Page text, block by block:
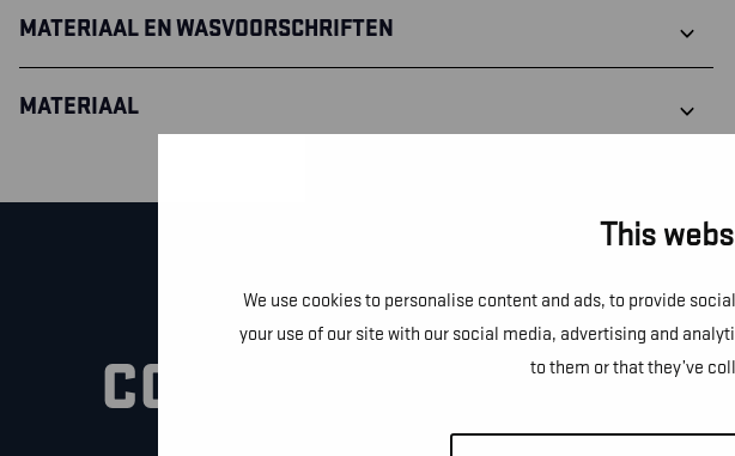
This
We use cookies to personalise content and ads, to provide
your use of our site with our social media, advertising and
to them or that they’ve
MATERIAAL EN WASVOORSCHRIFTEN
MATERIAAL
CONTACTEER ONS!